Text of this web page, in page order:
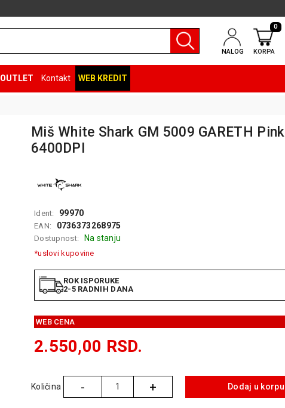
NALOG KORPA
0
OUTLET Kontakt WEB KREDIT
Miš White Shark GM 5009 GARETH Pink
6400DPI
Ident: 99970
EAN: 0736373268975
Dostupnost: Na stanju
*uslovi kupovine
ROK ISPORUKE
2-5 RADNIH DANA
WEB CENA
2.550,00 RSD.
Količina - + Dodaj u korpu